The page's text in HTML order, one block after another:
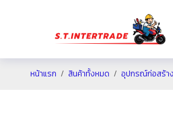
หน้าแรก สินค้าทั้งหมด อุปกรณ์ก่อสร้าง